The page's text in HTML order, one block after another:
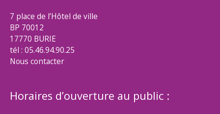
7 place de l’Hôtel de ville
BP 70012
17770 BURIE
tél : 05.46.94.90.25
Nous contacter
Horaires d’ouverture au public :